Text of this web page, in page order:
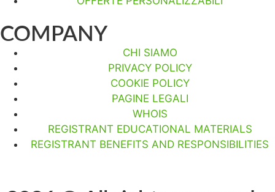
COMPANY
CHI SIAMO
PRIVACY POLICY
COOKIE POLICY
PAGINE LEGALI
WHOIS
REGISTRANT EDUCATIONAL MATERIALS
REGISTRANT BENEFITS AND RESPONSIBILITIES